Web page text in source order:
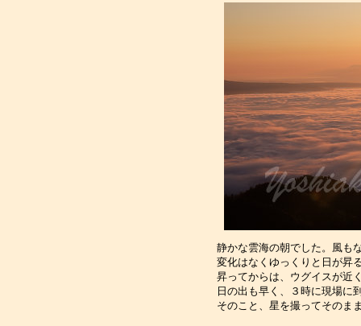
静かな雲海の朝でした。風も
変化はなくゆっくりと日が昇
昇ってからは、ウグイスが近
日の出も早く、３時に現場に
そのこと、星を撮ってそのま